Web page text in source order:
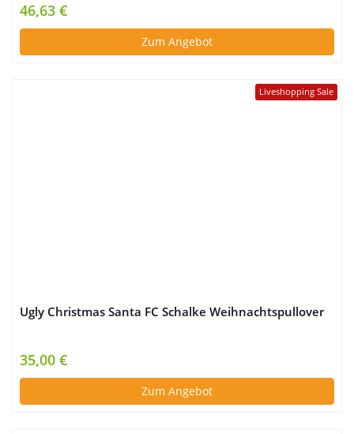
46,63 €
Zum Angebot
Liveshopping Sale
Ugly Christmas Santa FC Schalke Weihnachtspullover
35,00 €
Zum Angebot